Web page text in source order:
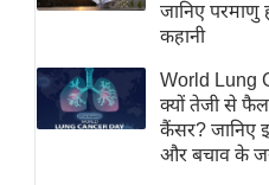
मिसाल बेमिसाल
शख्सियत
यंग इंडिया
साहित्य जगत
ऑटो वर्ल्ड
जानिए परमाणु
कहानी
World Lung
क्यों तेजी से
कैंसर? जानिए
और बचाव के